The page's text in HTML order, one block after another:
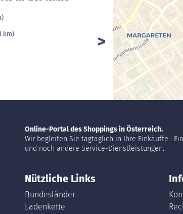
km)
Online-Portal des Shoppings in Österreich.
Wir begleiten Sie tagtäglich in Ihre Einkäuffe :
und noch andere Service-Dienstleistungen.
Nützliche Links
Bundesländer
Ladenkette